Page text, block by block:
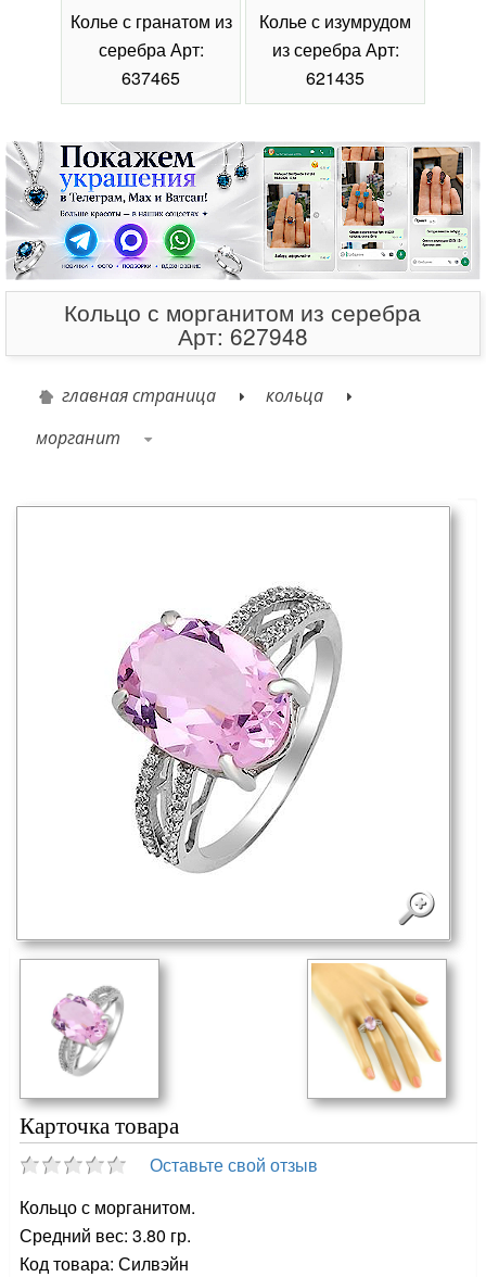
Колье с гранатом из
серебра Арт:
637465
Колье с изумрудом
из серебра Арт:
621435
Кольцо с морганитом из серебра
Арт: 627948
главная страница
кольца
морганит
Карточка товара
Оставьте свой отзыв
Кольцо с морганитом.
Средний вес: 3.80 гр.
Код товара: Силвэйн